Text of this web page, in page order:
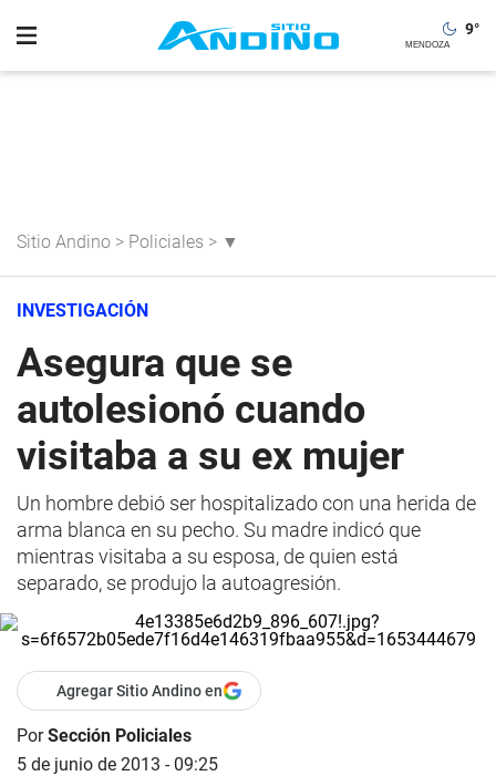
9°
Sitio Andino > Policiales > ▼
INVESTIGACIÓN
Asegura que se
autolesionó cuando
visitaba a su ex mujer
Un hombre debió ser hospitalizado con una herida de
arma blanca en su pecho. Su madre indicó que
mientras visitaba a su esposa, de quien está
separado, se produjo la autoagresión.
Agregar Sitio Andino en
PorSección Policiales
5 de junio de 2013 - 09:25